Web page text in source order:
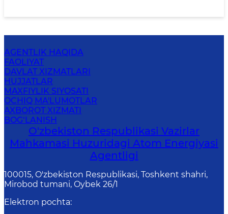
AGENTLIK HAQIDA
FAOLIYAT
DAVLAT XIZMATLARI
HUJJATLAR
MAXFIYLIK SIYOSATI
OCHIQ MA'LUMOTLAR
AXBOROT XIZMATI
BOG‘LANISH
O'zbekiston Respublikasi Vazirlar
Mahkamasi Huzuridagi Atom Energiyasi
Agentligi
100015, O'zbekiston Respublikasi, Toshkent shahri,
Mirobod tumani, Oybek 26/1
Elektron pochta: